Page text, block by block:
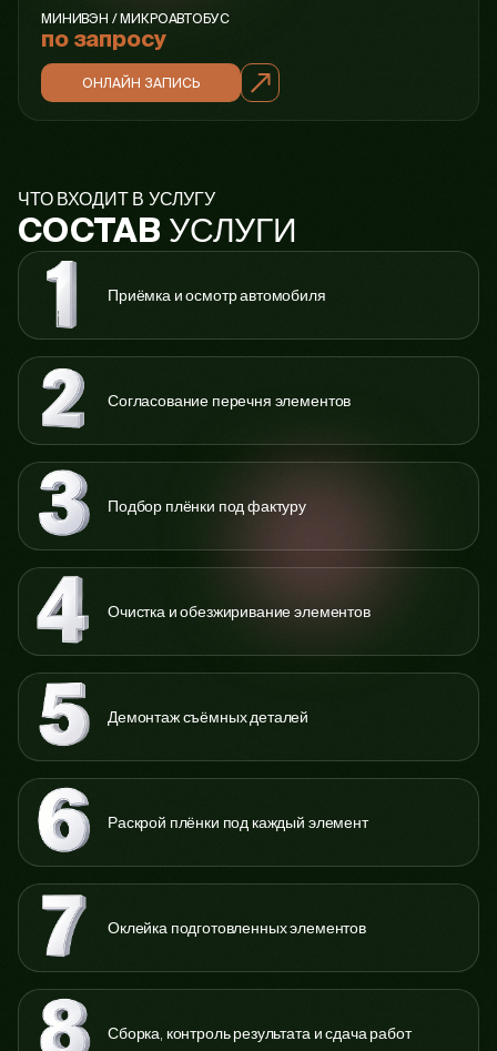
МИНИВЭН / МИКРОАВТОБУС
по запросу
ОНЛАЙН ЗАПИСЬ
ЧТО ВХОДИТ В УСЛУГУ
СОСТАВ УСЛУГИ
Приёмка и осмотр автомобиля
Согласование перечня элементов
Подбор плёнки под фактуру
Очистка и обезжиривание элементов
Демонтаж съёмных деталей
Раскрой плёнки под каждый элемент
Оклейка подготовленных элементов
Сборка, контроль результата и сдача работ